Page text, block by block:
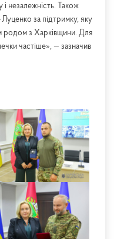
незалежність. Також
за підтримку, яку
родом з Харківщини. Для
частіше», — зазначив